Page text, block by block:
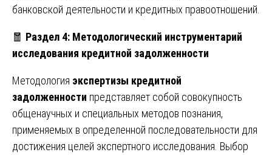
банковской деятельности и кредитных правоотношений.
🧧 Раздел 4: Методологический инструментарий
исследования кредитной задолженности
Методология экспертизы кредитной
задолженности представляет собой совокупность
общенаучных и специальных методов познания,
применяемых в определенной последовательности для
достижения целей экспертного исследования. Выбор